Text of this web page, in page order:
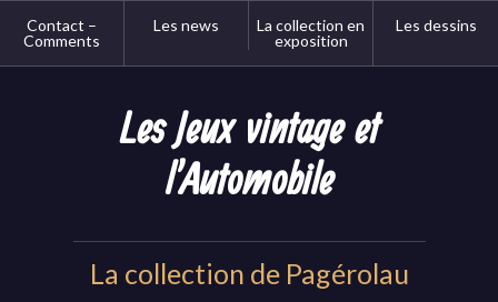
Contact –
Comments
Les news
La collection en
exposition
Les dessins
Les Jeux vintage et
l'Automobile
La collection de Pagérolau